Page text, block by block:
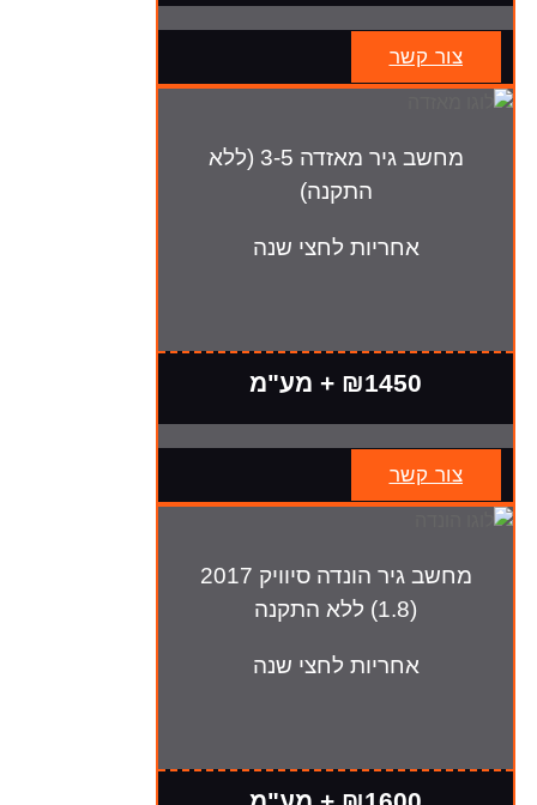
צור קשר
מחשב גיר מאזדה 3-5 (ללא
התקנה)
אחריות לחצי שנה
₪1450 + מע"מ
צור קשר
מחשב גיר הונדה סיוויק 2017
(1.8) ללא התקנה
אחריות לחצי שנה